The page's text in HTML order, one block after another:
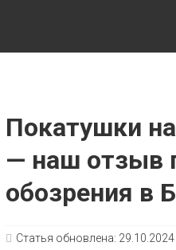
Покатушки
— наш отзыв
обозрения в
Статья обновлена: 29.10.2024